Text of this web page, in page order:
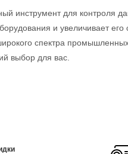
инструмент для контроля
и увеличивает
спектра
выбор для вас.